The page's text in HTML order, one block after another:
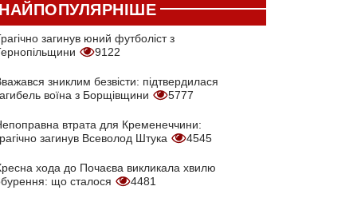
загинув юний футболіст з
9122
зниклим безвісти: підтвердилася
воїна з Борщівщини
5777
втрата для Кременеччини:
загинув Всеволод Штука
4545
хода до Почаєва викликала хвилю
що сталося
4481